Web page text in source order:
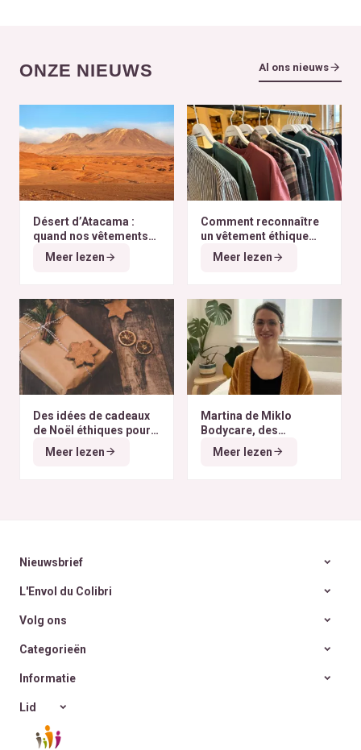
ONZE NIEUWS Al ons nieuws
Désert d’Atacama :
quand nos vêtements
finissent à l’autre bout
du monde
Meer lezen
Comment reconnaître
un vêtement éthique
selon nos critères ?
Meer lezen
Des idées de cadeaux
de Noël éthiques pour
tous les budgets
Meer lezen
Martina de Miklo
Bodycare, des
déodorants naturels et
zéro déchet
A la
Meer lezen
Nieuwsbrief
L'Envol du Colibri
Volg ons
Categorieën
Informatie
Lid